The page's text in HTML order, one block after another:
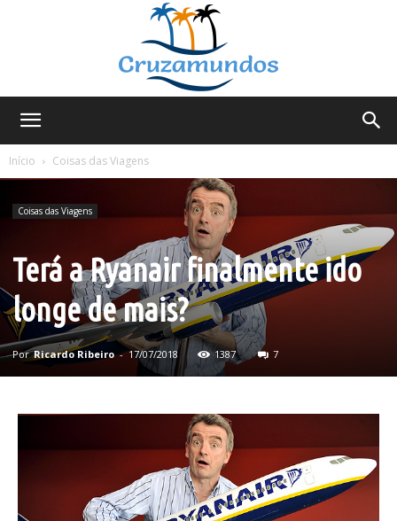
Início
Coisas das Viagens
Coisas das Viagens
Terá a Ryanair finalmente ido
longe de mais?
Por Ricardo Ribeiro - 17/07/2018 1387 7